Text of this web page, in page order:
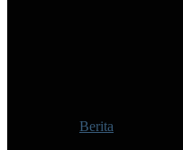
Berita